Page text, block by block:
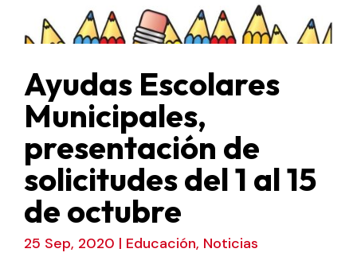
Ayudas Escolares
Municipales,
presentación de
solicitudes del 1 al 15
de octubre
25 Sep, 2020 | Educación, Noticias